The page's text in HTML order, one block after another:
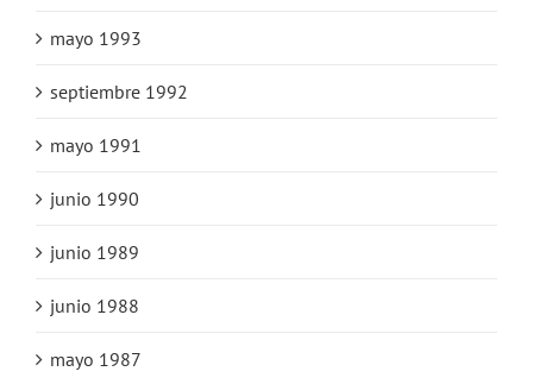
mayo 1993
septiembre 1992
mayo 1991
junio 1990
junio 1989
junio 1988
mayo 1987